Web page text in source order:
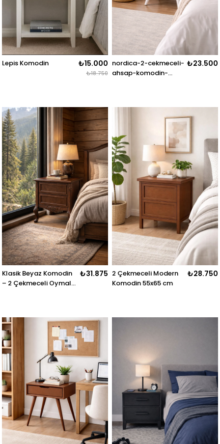
Lepis Komodin ₺15.000
₺18.750
nordica-2-cekmeceli-
ahsap-komodin-
₺23.500
Klasik Beyaz Komodin
– 2 Çekmeceli Oymalı
₺31.875 2 Çekmeceli Modern
Komodin 55x65 cm
₺28.750